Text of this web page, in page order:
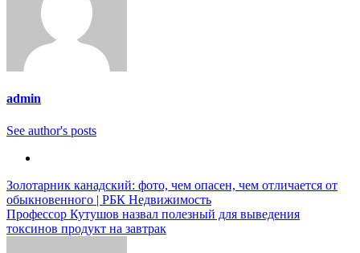
admin
See author's posts
Навигация
по
записям
Золотарник канадский: фото, чем опасен, чем отличается от
обыкновенного | РБК Недвижимость
Профессор Кутушов назвал полезный для выведения
токсинов продукт на завтрак